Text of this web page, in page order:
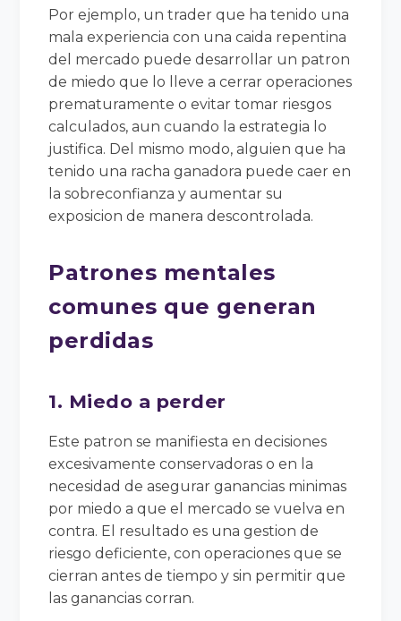
Por ejemplo, un trader que ha tenido una
mala experiencia con una caida repentina
del mercado puede desarrollar un patron
de miedo que lo lleve a cerrar operaciones
prematuramente o evitar tomar riesgos
calculados, aun cuando la estrategia lo
justifica. Del mismo modo, alguien que ha
tenido una racha ganadora puede caer en
la sobreconfianza y aumentar su
exposicion de manera descontrolada.
Patrones mentales
comunes que generan
perdidas
1. Miedo a perder
Este patron se manifiesta en decisiones
excesivamente conservadoras o en la
necesidad de asegurar ganancias minimas
por miedo a que el mercado se vuelva en
contra. El resultado es una gestion de
riesgo deficiente, con operaciones que se
cierran antes de tiempo y sin permitir que
las ganancias corran.